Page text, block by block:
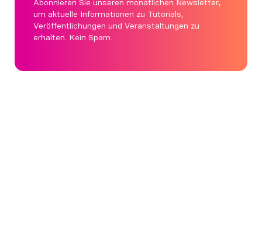
Abonnieren Sie unseren monatlichen Newsletter,
um aktuelle Informationen zu Tutorials,
Veröffentlichungen und Veranstaltungen zu
erhalten. Kein Spam.